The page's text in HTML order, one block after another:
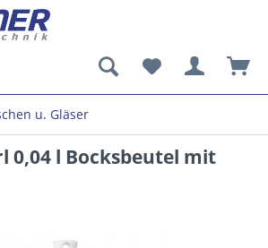
u. Gläser
0,04 l Bocksbeutel mit